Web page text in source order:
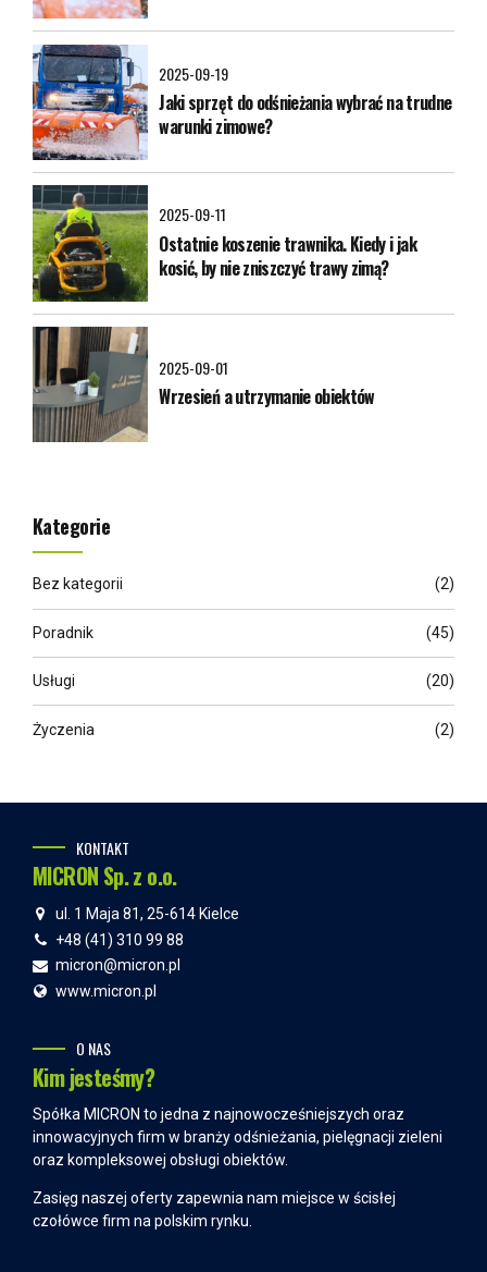
2025-09-19
Jaki sprzęt do odśnieżania wybrać na trudne
warunki zimowe?
2025-09-11
Ostatnie koszenie trawnika. Kiedy i jak
kosić, by nie zniszczyć trawy zimą?
2025-09-01
Wrzesień a utrzymanie obiektów
Kategorie
Bez kategorii (2)
Poradnik (45)
Usługi (20)
Życzenia (2)
KONTAKT
MICRON Sp. z o.o.
ul. 1 Maja 81, 25-614 Kielce
+48 (41) 310 99 88
micron@micron.pl
www.micron.pl
O NAS
Kim jesteśmy?
Spółka MICRON to jedna z najnowocześniejszych oraz
innowacyjnych firm w branży odśnieżania, pielęgnacji zieleni
oraz kompleksowej obsługi obiektów.
Zasięg naszej oferty zapewnia nam miejsce w ścisłej
czołówce firm na polskim rynku.